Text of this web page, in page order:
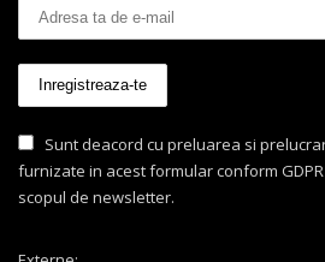
Sunt deacord cu preluarea si
furnizate in acest formular conform
scopul de newsletter.